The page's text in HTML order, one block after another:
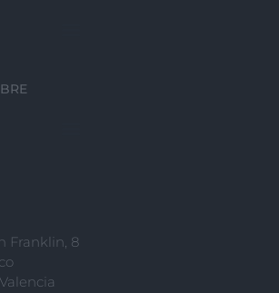
Franklin, 8